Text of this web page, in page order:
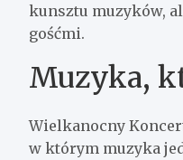
kunsztu muzyków,
gośćmi.
Muzyka,
Wielkanocny
w którym muzyka